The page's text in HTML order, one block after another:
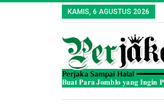
KAMIS, 6 AGUSTUS 2026